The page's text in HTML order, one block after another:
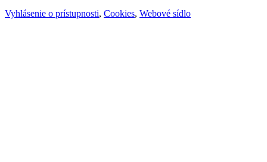
Vyhlásenie o prístupnosti, Cookies, Webové sídlo